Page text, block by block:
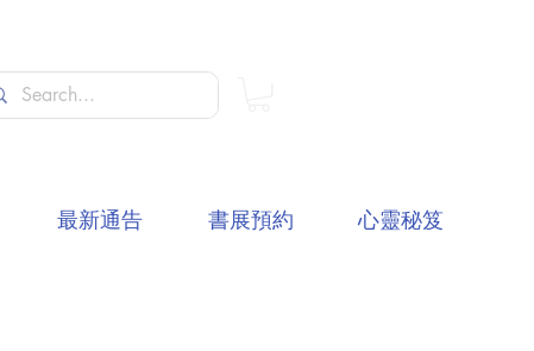
最新通告 書展預約 心靈秘笈